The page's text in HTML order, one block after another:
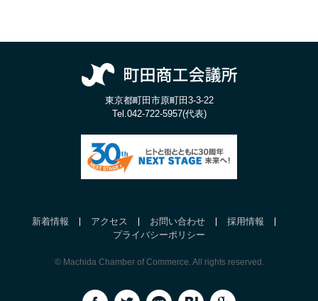
東京都町田市原町田3-3-22
Tel.042-722-5957(代表)
新着情報 アクセス お問い合わせ
採用情報
プライバシーポリシー
© Machida Chamber of Commerce. All rights reserved.